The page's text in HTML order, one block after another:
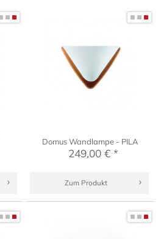
Domus Wandlampe - PILA
249,00 € *
Zum Produkt